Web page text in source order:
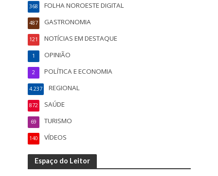
FOLHA NOROESTE DIGITAL
368
GASTRONOMIA
487
NOTÍCIAS EM DESTAQUE
121
OPINIÃO
1
POLÍTICA E ECONOMIA
2
REGIONAL
4.237
SAÚDE
872
TURISMO
69
VÍDEOS
140
Espaço do Leitor